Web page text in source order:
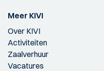
Meer KIVI
Over KIVI
Activiteiten
Zaalverhuur
Vacatures